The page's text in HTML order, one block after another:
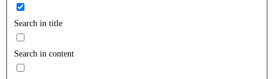
Search in title
Search in content